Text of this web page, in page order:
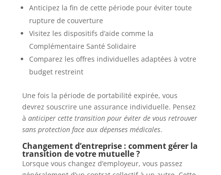
Anticipez la fin de cette période pour éviter toute
rupture de couverture
Visitez les dispositifs d’aide comme la
Complémentaire Santé Solidaire
Comparez les offres individuelles adaptées à votre
budget restreint
Une fois la période de portabilité expirée, vous
devrez souscrire une assurance individuelle. Pensez
à anticiper cette transition pour éviter de vous retrouver
sans protection face aux dépenses médicales.
Changement d’entreprise : comment gérer la
transition de votre mutuelle ?
Lorsque vous changez d’employeur, vous passez